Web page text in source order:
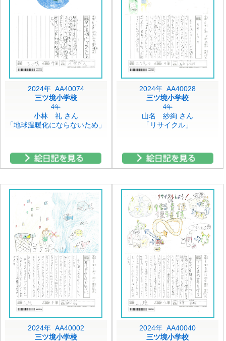
2024年 AA40074
三ツ境小学校
4年
小林 礼 さん
「地球温暖化にならないため」
2024年 AA40028
三ツ境小学校
4年
山名 紗絢 さん
「リサイクル」
2024年 AA40002
三ツ境小学校
2024年 AA40040
三ツ境小学校